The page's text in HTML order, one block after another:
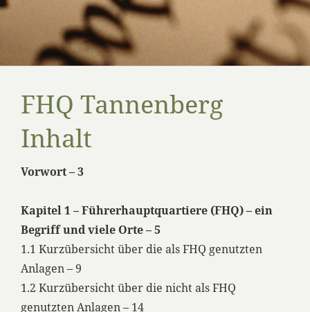
FHQ Tannenberg
Inhalt
Vorwort – 3
Kapitel 1 – Führerhauptquartiere (FHQ) – ein
Begriff und viele Orte – 5
1.1 Kurzübersicht über die als FHQ genutzten
Anlagen – 9
1.2 Kurzübersicht über die nicht als FHQ
genutzten Anlagen – 14